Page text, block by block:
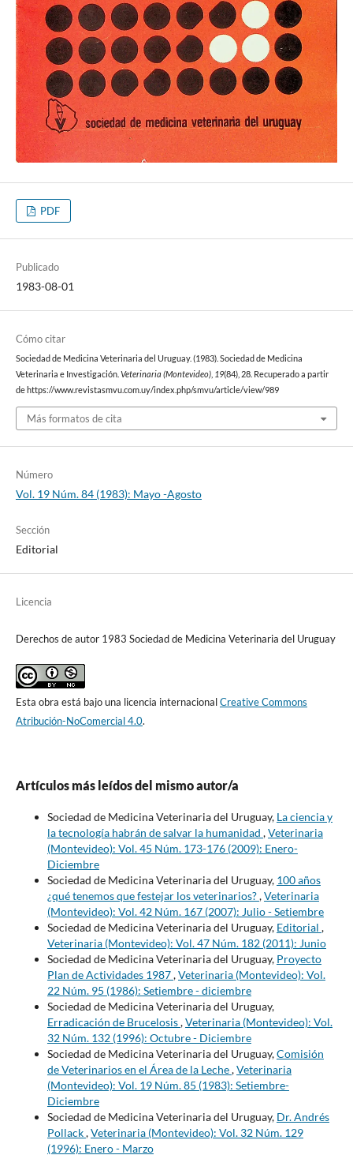
PDF
Publicado
1983-08-01
Cómo citar
Sociedad de Medicina Veterinaria del Uruguay. (1983). Sociedad de Medicina
Veterinaria e Investigación.Veterinaria (Montevideo), 19(84), 28. Recuperado a partir
de https://www.revistasmvu.com.uy/index.php/smvu/article/view/989
Más formatos de cita
Número
Vol. 19 Núm. 84 (1983): Mayo -Agosto
Sección
Editorial
Licencia
Derechos de autor 1983 Sociedad de Medicina Veterinaria del Uruguay
Esta obra está bajo una licencia internacionalCreative Commons
Atribución-NoComercial 4.0.
Artículos más leídos del mismo autor/a
Sociedad de Medicina Veterinaria del Uruguay, La ciencia y
la tecnología habrán de salvar la humanidad ,Veterinaria
(Montevideo): Vol. 45 Núm. 173-176 (2009): Enero-
Diciembre
Sociedad de Medicina Veterinaria del Uruguay, 100 años
¿qué tenemos que festejar los veterinarios?,Veterinaria
(Montevideo): Vol. 42 Núm. 167 (2007): Julio - Setiembre
Sociedad de Medicina Veterinaria del Uruguay, Editorial ,
Veterinaria (Montevideo): Vol. 47 Núm. 182 (2011): Junio
Sociedad de Medicina Veterinaria del Uruguay, Proyecto
Plan de Actividades 1987,Veterinaria (Montevideo): Vol.
22 Núm. 95 (1986): Setiembre - diciembre
Sociedad de Medicina Veterinaria del Uruguay,
Erradicación de Brucelosis,Veterinaria (Montevideo): Vol.
32 Núm. 132 (1996): Octubre - Diciembre
Sociedad de Medicina Veterinaria del Uruguay,Comisión
de Veterinarios en el Área de la Leche,Veterinaria
(Montevideo): Vol. 19 Núm. 85 (1983): Setiembre-
Diciembre
Sociedad de Medicina Veterinaria del Uruguay, Dr. Andrés
Pollack,Veterinaria (Montevideo): Vol. 32 Núm. 129
(1996): Enero - Marzo